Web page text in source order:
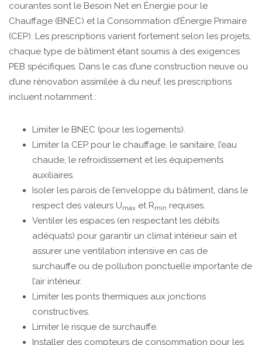
courantes sont le Besoin Net en Énergie pour le
Chauffage (BNEC) et la Consommation d’Énergie Primaire
(CEP). Les prescriptions varient fortement selon les projets,
chaque type de bâtiment étant soumis à des exigences
PEB spécifiques. Dans le cas d’une construction neuve ou
d’une rénovation assimilée à du neuf, les prescriptions
incluent notamment :
Limiter le BNEC (pour les logements).
Limiter la CEP pour le chauffage, le sanitaire, l’eau
chaude, le refroidissement et les équipements
auxiliaires.
Isoler les parois de l’enveloppe du bâtiment, dans le
respect des valeurs Umax et Rmin requises.
Ventiler les espaces (en respectant les débits
adéquats) pour garantir un climat intérieur sain et
assurer une ventilation intensive en cas de
surchauffe ou de pollution ponctuelle importante de
l’air intérieur.
Limiter les ponts thermiques aux jonctions
constructives.
Limiter le risque de surchauffe.
Installer des compteurs de consommation pour les